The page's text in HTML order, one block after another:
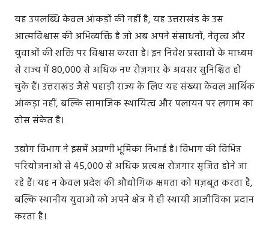
यह उपलब्धि केवल आंकड़ों की नहीं है, यह उत्तराखंड के उस
आत्मविश्वास की अभिव्यक्ति है जो अब अपने संसाधनों, नेतृत्व और
युवाओं की शक्ति पर विश्वास करता है। इन निवेश प्रस्तावों के माध्यम
से राज्य में 80,000 से अधिक नए रोज़गार के अवसर सुनिश्चित हो
चुके हैं। उत्तराखंड जैसे पहाड़ी राज्य के लिए यह संख्या केवल आर्थिक
आंकड़ा नहीं, बल्कि सामाजिक स्थायित्व और पलायन पर लगाम का
ठोस संकेत है।
उद्योग विभाग ने इसमें अग्रणी भूमिका निभाई है। विभाग की विभिन्न
परियोजनाओं से 45,000 से अधिक प्रत्यक्ष रोजगार सृजित होने जा
रहे हैं। यह न केवल प्रदेश की औद्योगिक क्षमता को मज़बूत करता है,
बल्कि स्थानीय युवाओं को अपने क्षेत्र में ही स्थायी आजीविका प्रदान
करता है।